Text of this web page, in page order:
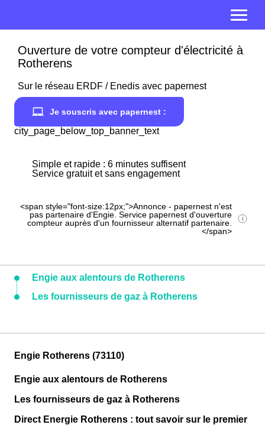
Ouverture de votre compteur d'électricité à
Rotherens
Sur le réseau ERDF / Enedis avec papernest
Je souscris avec papernest :
city_page_below_top_banner_text
Simple et rapide : 6 minutes suffisent
Service gratuit et sans engagement
<span style="font-size:12px;">Annonce - papernest n'est
pas partenaire d'Engie. Service papernest d'ouverture
compteur auprès d'un fournisseur alternatif partenaire.
</span>
Engie aux alentours de Rotherens
Les fournisseurs de gaz à Rotherens
Engie Rotherens (73110)
Engie aux alentours de Rotherens
Les fournisseurs de gaz à Rotherens
Direct Energie Rotherens : tout savoir sur le premier